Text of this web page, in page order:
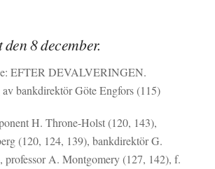
8 december.
EFTER DEVALVERINGEN.
bankdirektör Göte Engfors (115)
H. Throne-Holst (120, 143),
(120, 124, 139), bankdirektör G.
professor A. Montgomery (127, 142), f.